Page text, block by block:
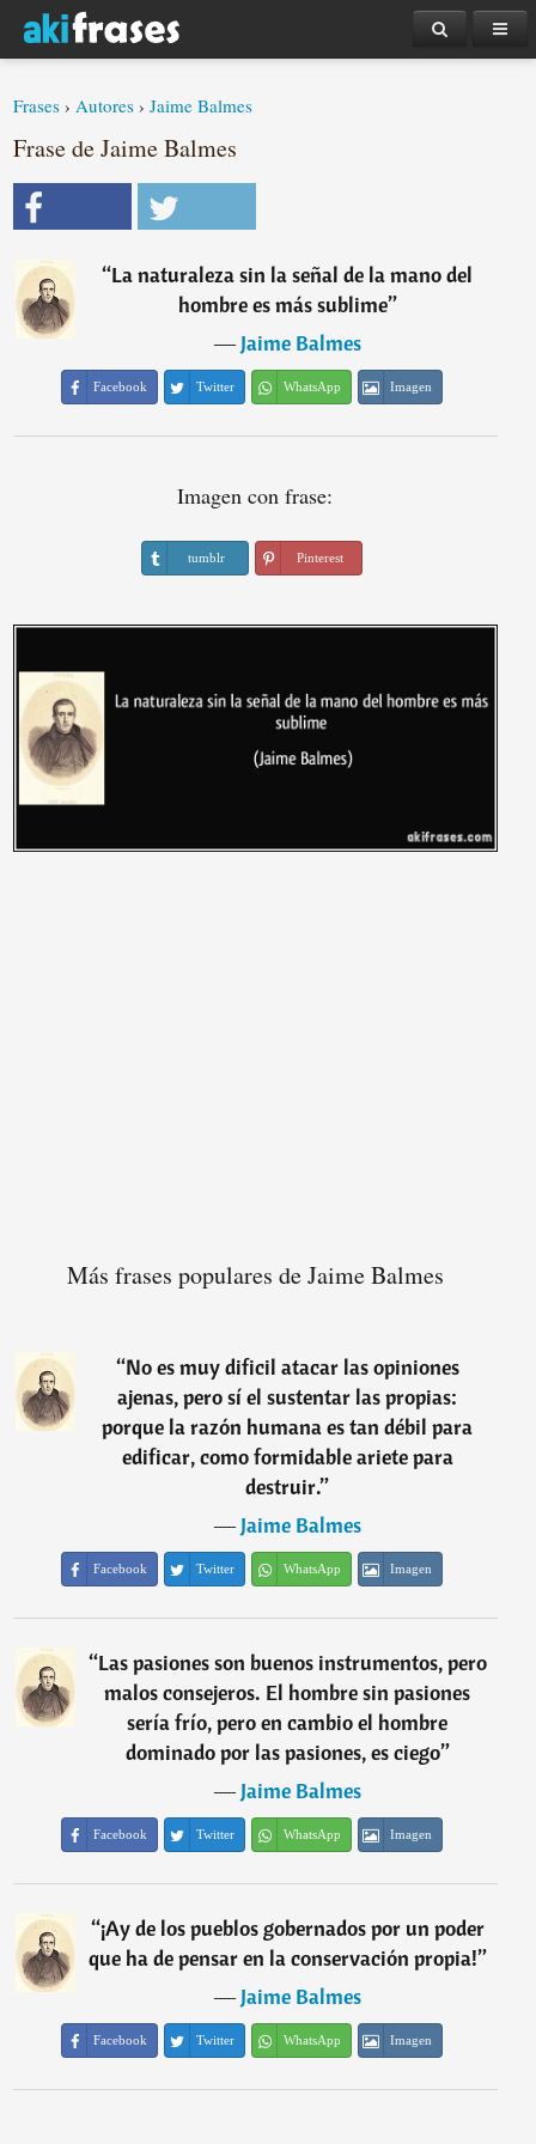
Frases ›Autores ›Jaime Balmes
Frase de Jaime Balmes
“La naturaleza sin la señal de la mano del
hombre es más sublime”
―Jaime Balmes
Facebook Twitter WhatsApp Imagen
Imagen con frase:
tumblr Pinterest
Más frases populares de Jaime Balmes
“No es muy dificil atacar las opiniones
ajenas, pero sí el sustentar las propias:
porque la razón humana es tan débil para
edificar, como formidable ariete para
destruir.”
―Jaime Balmes
Facebook Twitter WhatsApp Imagen
“Las pasiones son buenos instrumentos, pero
malos consejeros. El hombre sin pasiones
sería frío, pero en cambio el hombre
dominado por las pasiones, es ciego”
―Jaime Balmes
Facebook Twitter WhatsApp Imagen
“¡Ay de los pueblos gobernados por un poder
que ha de pensar en la conservación propia!”
―Jaime Balmes
Facebook Twitter WhatsApp Imagen